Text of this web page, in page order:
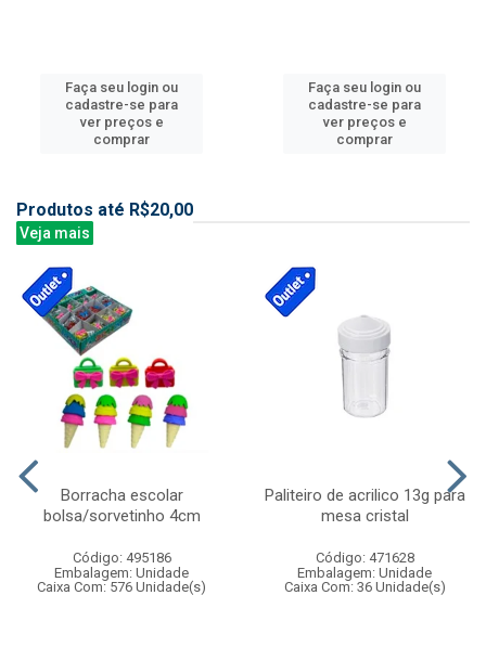
Faça seu login ou
cadastre-se para
ver preços e
comprar
Faça seu login ou
cadastre-se para
ver preços e
comprar
Produtos até R$20,00
Veja mais
Borracha escolar
bolsa/sorvetinho 4cm
Código: 495186
Embalagem: Unidade
Caixa Com: 576 Unidade(s)
Paliteiro de acrilico 13g para
mesa cristal
Código: 471628
Embalagem: Unidade
Caixa Com: 36 Unidade(s)